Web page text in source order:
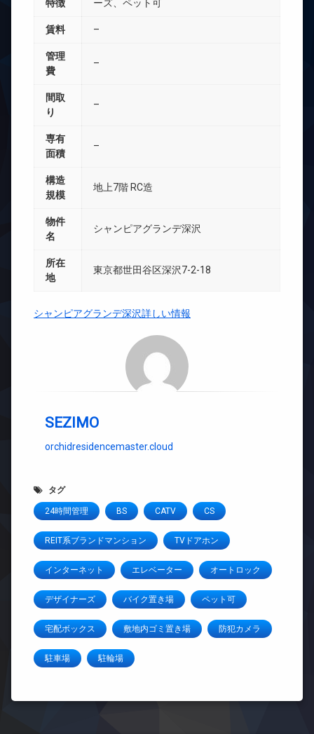
特徴
ーズ、ペット可
賃料 –
管理
費
–
間取
り
–
専有
面積
–
構造
規模
地上7階 RC造
物件
名
シャンピアグランデ深沢
所在
地
東京都世田谷区深沢7-2-18
シャンピアグランデ深沢詳しい情報
SEZIMO
orchidresidencemaster.cloud
タグ
24時間管理 BS CATV CS
REIT系ブランドマンション TVドアホン
インターネット エレベーター オートロック
デザイナーズ バイク置き場 ペット可
宅配ボックス 敷地内ゴミ置き場 防犯カメラ
駐車場 駐輪場